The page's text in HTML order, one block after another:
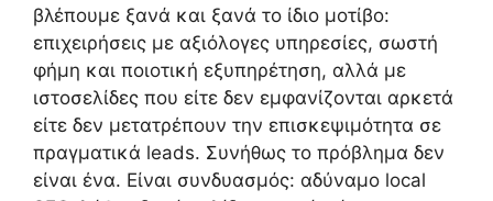
βλέπουμε ξανά και ξανά το ίδιο μοτίβο:
επιχειρήσεις με αξιόλογες υπηρεσίες, σωστή
φήμη και ποιοτική εξυπηρέτηση, αλλά με
ιστοσελίδες που είτε δεν εμφανίζονται αρκετά
είτε δεν μετατρέπουν την επισκεψιμότητα σε
πραγματικά leads. Συνήθως το πρόβλημα δεν
είναι ένα. Είναι συνδυασμός: αδύναμο local